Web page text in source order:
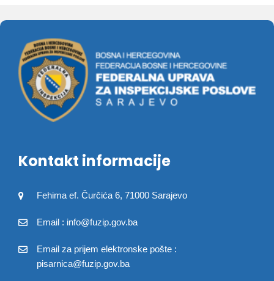
Kontakt informacije
Fehima ef. Čurčića 6, 71000 Sarajevo
Email : info@fuzip.gov.ba
Email za prijem elektronske pošte :
pisarnica@fuzip.gov.ba